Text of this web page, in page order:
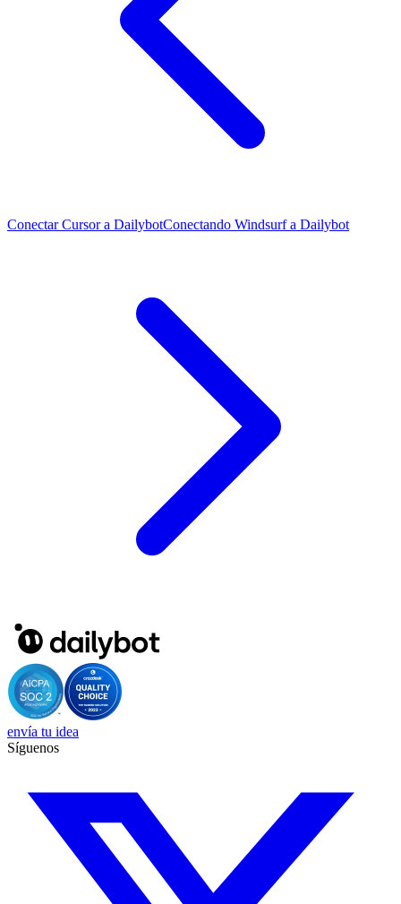
Conectar Cursor a DailybotConectando Windsurf a Dailybot
envía tu idea
Síguenos